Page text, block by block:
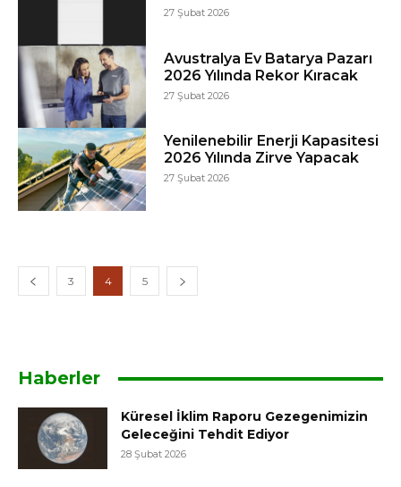
27 Şubat 2026
Avustralya Ev Batarya Pazarı
2026 Yılında Rekor Kıracak
27 Şubat 2026
Yenilenebilir Enerji Kapasitesi
2026 Yılında Zirve Yapacak
27 Şubat 2026
3 4 5
Haberler
Küresel İklim Raporu Gezegenimizin
Geleceğini Tehdit Ediyor
28 Şubat 2026